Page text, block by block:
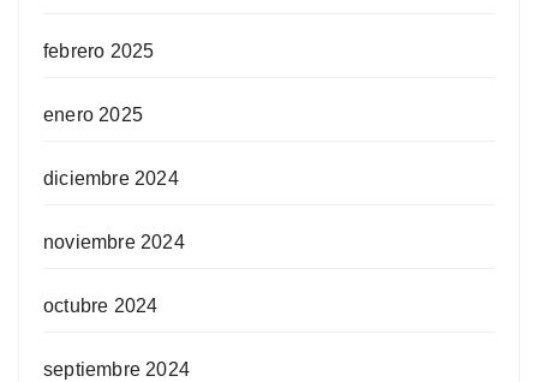
febrero 2025
enero 2025
diciembre 2024
noviembre 2024
octubre 2024
septiembre 2024